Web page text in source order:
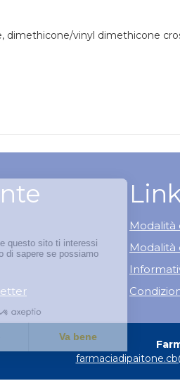
dimethicone/vinyl dimethicone
Modalità
Modalità